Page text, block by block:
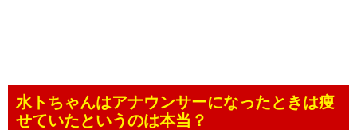
水トちゃんはアナウンサーになったときは痩
せていたというのは本当？